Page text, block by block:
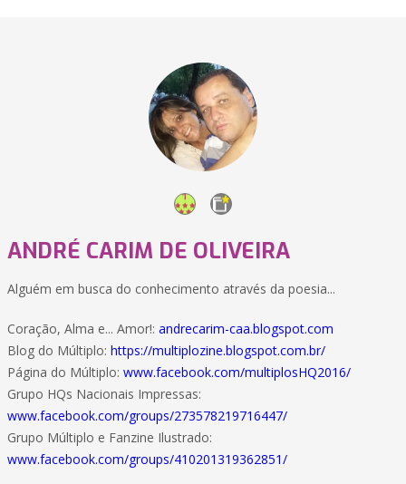
ANDRÉ CARIM DE OLIVEIRA
Alguém em busca do conhecimento através da poesia...
Coração, Alma e... Amor!: andrecarim-caa.blogspot.com
Blog do Múltiplo: https://multiplozine.blogspot.com.br/
Página do Múltiplo: www.facebook.com/multiplosHQ2016/
Grupo HQs Nacionais Impressas:
www.facebook.com/groups/273578219716447/
Grupo Múltiplo e Fanzine Ilustrado:
www.facebook.com/groups/410201319362851/